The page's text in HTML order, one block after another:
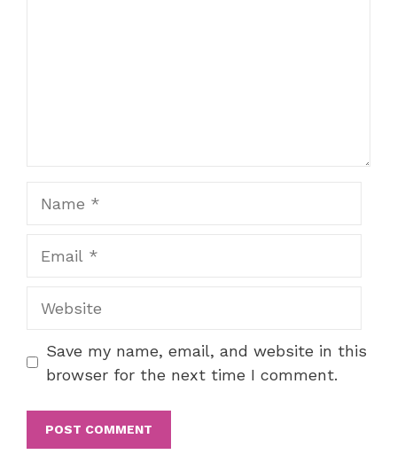
Save my name, email, and website in this
browser for the next time I comment.